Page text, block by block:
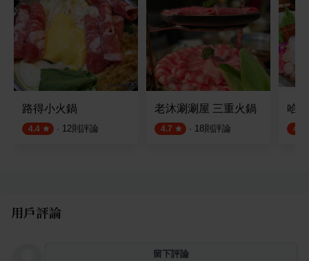
路得小火鍋
4.4 · 12則評論
老沐涮涮屋 三重火鍋
4.7 · 18則評論
哈
4.4
用戶評論
留下評論